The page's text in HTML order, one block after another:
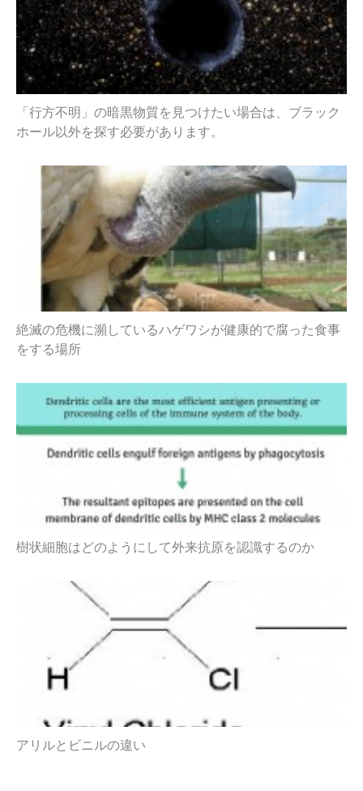
「行方不明」の暗黒物質を見つけたい場合は、ブラック
ホール以外を探す必要があります。
絶滅の危機に瀕しているハゲワシが健康的で腐った食事
をする場所
樹状細胞はどのようにして外来抗原を認識するのか
アリルとビニルの違い